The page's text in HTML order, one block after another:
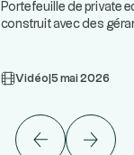
Portefeuille de private
construit avec des
Vidéo 5 mai 2026